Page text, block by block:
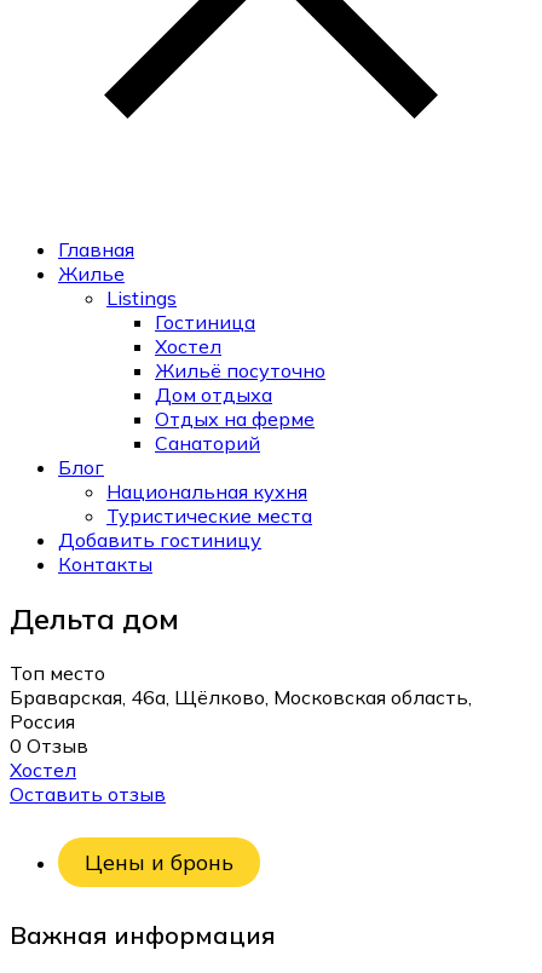
Главная
Жилье
Listings
Гостиница
Хостел
Жильё посуточно
Дом отдыха
Отдых на ферме
Санаторий
Блог
Национальная кухня
Туристические места
Добавить гостиницу
Контакты
Дельта дом
Топ место
Браварская, 46а, Щёлково, Московская область,
Россия
0 Отзыв
Хостел
Оставить отзыв
Цены и бронь
Важная информация